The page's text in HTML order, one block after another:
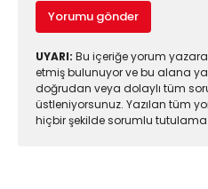
Yorumu gönder
UYARI: Bu içeriğe yorum
etmiş bulunuyor ve bu alana
doğrudan veya dolaylı tüm
üstleniyorsunuz. Yazılan tüm
hiçbir şekilde sorumlu